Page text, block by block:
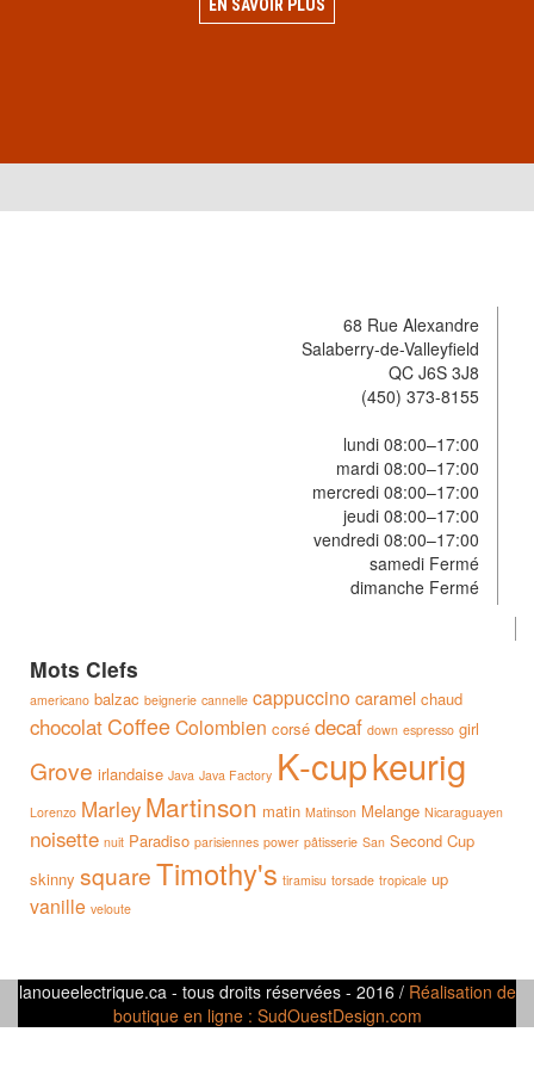
EN SAVOIR PLUS
68 Rue Alexandre
Salaberry-de-Valleyfield
QC J6S 3J8
(450) 373-8155
lundi 08:00–17:00
mardi 08:00–17:00
mercredi 08:00–17:00
jeudi 08:00–17:00
vendredi 08:00–17:00
samedi Fermé
dimanche Fermé
Mots Clefs
americano balzac beignerie cannelle cappuccino caramel chaud
chocolat Coffee Colombien corsé decaf down espresso girl
Grove irlandaise Java Java Factory K-cupkeurig
Lorenzo Marley Martinson matin Matinson Melange Nicaraguayen
noisette nuit Paradiso parisiennes power pâtisserie San Second Cup
skinny squareTimothy's tiramisu torsade tropicale up
vanille veloute
lanoueelectrique.ca - tous droits réservées - 2016 / Réalisation de
boutique en ligne : SudOuestDesign.com